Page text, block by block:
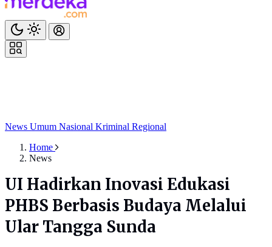
News Umum Nasional Kriminal Regional
Home
News
UI Hadirkan Inovasi Edukasi
PHBS Berbasis Budaya Melalui
Ular Tangga Sunda